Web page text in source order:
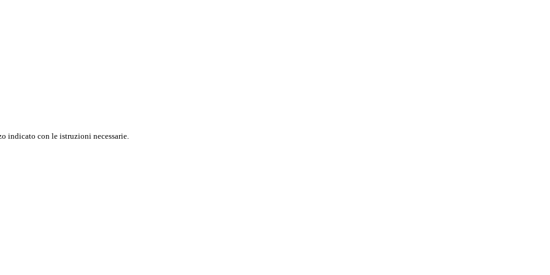
indicato con le istruzioni necessarie.